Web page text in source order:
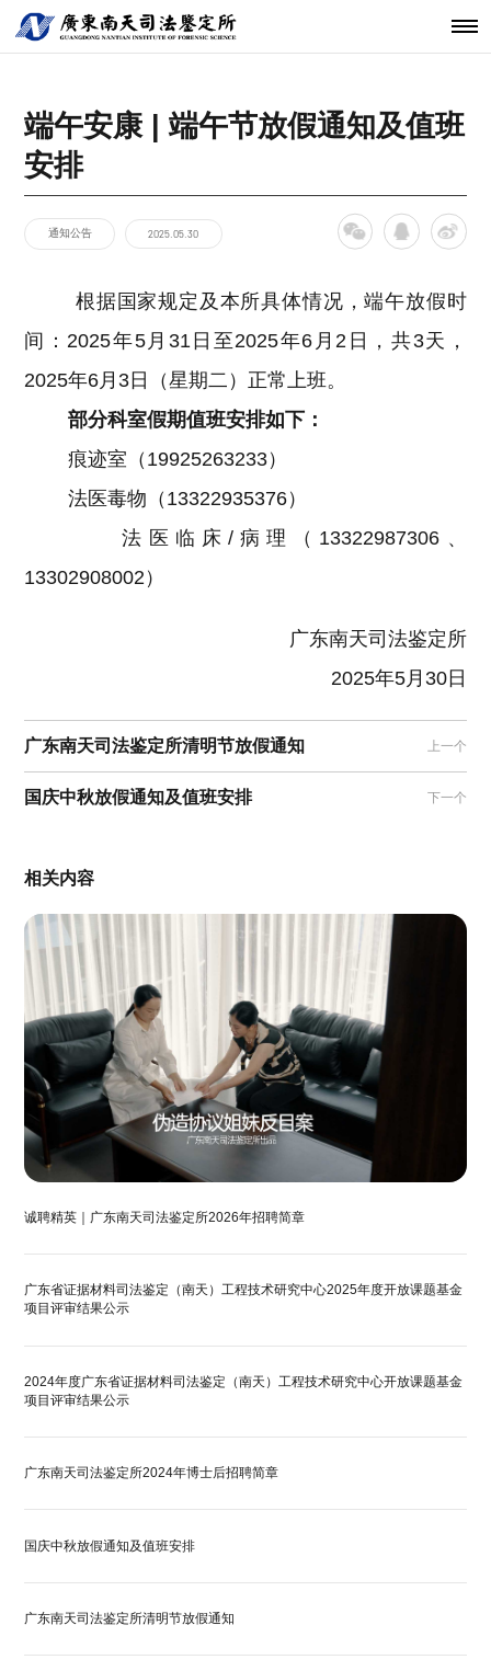
关于南天
发展历程
核心团队
科技研发
分支机构
鉴定服务
鉴定指南
法规标准
经典案例
物证类鉴定
声像资料类
新闻资讯
通知公告
行业动态
工程中心
开放课题
联系我们
端午安康 | 端午节放假通知及值班
安排
通知公告 2025.05.30
根据国家规定及本所具体情况，端午放假时
间：2025年5月31日至2025年6月2日，共3天，
2025年6月3日（星期二）正常上班。
部分科室假期值班安排如下：
痕迹室（19925263233）
法医毒物（13322935376）
法医临床/病理（13322987306、
13302908002）
广东南天司法鉴定所
2025年5月30日
广东南天司法鉴定所清明节放假通知 上一个
国庆中秋放假通知及值班安排 下一个
相关内容
诚聘精英｜广东南天司法鉴定所2026年招聘简章
广东省证据材料司法鉴定（南天）工程技术研究中心2025年度开放课题基金
项目评审结果公示
2024年度广东省证据材料司法鉴定（南天）工程技术研究中心开放课题基金
项目评审结果公示
广东南天司法鉴定所2024年博士后招聘简章
国庆中秋放假通知及值班安排
广东南天司法鉴定所清明节放假通知